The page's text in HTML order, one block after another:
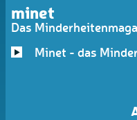
minet
Das
Minet - das